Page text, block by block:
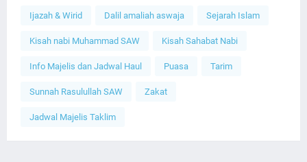
Ijazah & Wirid Dalil amaliah aswaja Sejarah Islam
Kisah nabi Muhammad SAW Kisah Sahabat Nabi
Info Majelis dan Jadwal Haul Puasa Tarim
Sunnah Rasulullah SAW Zakat
Jadwal Majelis Taklim